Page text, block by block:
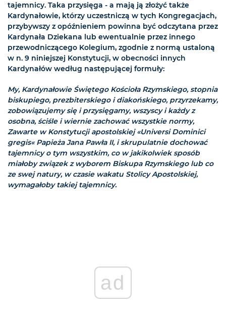
tajemnicy. Taka przysięga - a mają ją złożyć także
Kardynałowie, którzy uczestniczą w tych Kongregacjach,
przybywszy z opóźnieniem powinna być odczytana przez
Kardynała Dziekana lub ewentualnie przez innego
przewodniczącego Kolegium, zgodnie z normą ustaloną
w n. 9 niniejszej Konstytucji, w obecności innych
Kardynałów według następującej formuły:
My, Kardynałowie Świętego Kościoła Rzymskiego, stopnia
biskupiego, prezbiterskiego i diakońskiego, przyrzekamy,
zobowiązujemy się i przysięgamy, wszyscy i każdy z
osobna, ściśle i wiernie zachować wszystkie normy,
Zawarte w Konstytucji apostolskiej «Universi Dominici
gregis« Papieża Jana Pawła II, i skrupulatnie dochować
tajemnicy o tym wszystkim, co w jakikolwiek sposób
miałoby związek z wyborem Biskupa Rzymskiego lub co
ze swej natury, w czasie wakatu Stolicy Apostolskiej,
wymagałoby takiej tajemnicy.
ad